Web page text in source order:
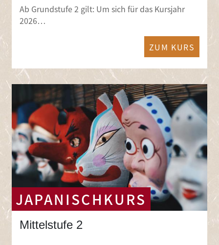
Ab Grundstufe 2 gilt: Um sich für das Kursjahr
2026…
ZUM KURS
JAPANISCHKURS
Mittelstufe 2